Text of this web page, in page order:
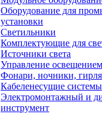
Оборудование для
установки
Светильники
Комплектующие для
Источники света
Управление освещением
Фонари, ночники,
Кабеленесущие системы
Электромонтажный и
инструмент